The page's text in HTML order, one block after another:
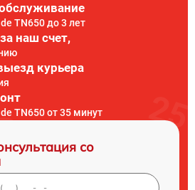
TN650 до 3 лет
наш счет,
курьера
TN650 от 35 минут
со